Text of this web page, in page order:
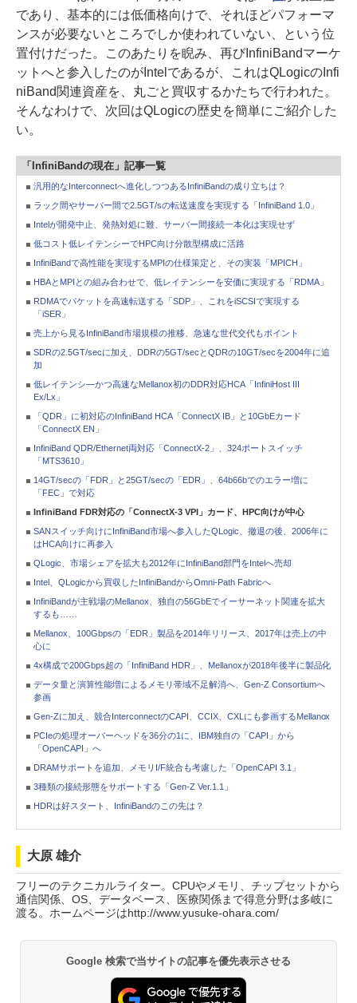
であり、基本的には低価格向けで、それほどパフォーマ
ンスが必要ないところでしか使われていない、という位
置付けだった。このあたりを睨み、再びInfiniBandマーケ
ットへと参入したのがIntelであるが、これはQLogicのInfi
niBand関連資産を、丸ごと買収するかたちで行われた。
そんなわけで、次回はQLogicの歴史を簡単にご紹介した
い。
「InfiniBandの現在」記事一覧
汎用的なInterconnectへ進化しつつあるInfiniBandの成り立ちは？
ラック間やサーバー間で2.5GT/sの転送速度を実現する「InfiniBand 1.0」
Intelが開発中止、発熱対処に難、サーバー間接続一本化は実現せず
低コスト低レイテンシーでHPC向け分散型構成に活路
InfiniBandで高性能を実現するMPIの仕様策定と、その実装「MPICH」
HBAとMPIとの組み合わせで、低レイテンシーを安価に実現する「RDMA」
RDMAでパケットを高速転送する「SDP」、これをiSCSIで実現する
「iSER」
売上から見るInfiniBand市場規模の推移、急速な世代交代もポイント
SDRの2.5GT/secに加え、DDRの5GT/secとQDRの10GT/secを2004年に追
加
低レイテンシ―かつ高速なMellanox初のDDR対応HCA「InfiniHost III
Ex/Lx」
「QDR」に初対応のInfiniBand HCA「ConnectX IB」と10GbEカード
「ConnectX EN」
InfiniBand QDR/Ethernet両対応「ConnectX-2」、324ポートスイッチ
「MTS3610」
14GT/secの「FDR」と25GT/secの「EDR」、64b66bでのエラー増に
「FEC」で対応
InfiniBand FDR対応の「ConnectX-3 VPI」カード、HPC向けが中心
SANスイッチ向けにInfiniBand市場へ参入したQLogic、撤退の後、2006年に
はHCA向けに再参入
QLogic、市場シェアを拡大も2012年にInfiniBand部門をIntelへ売却
Intel、QLogicから買収したInfiniBandからOmni-Path Fabricへ
InfiniBandが主戦場のMellanox、独自の56GbEでイーサーネット関連を拡大
するも……
Mellanox、100Gbpsの「EDR」製品を2014年リリース、2017年は売上の中
心に
4x構成で200Gbps超の「InfiniBand HDR」、Mellanoxが2018年後半に製品化
データ量と演算性能増によるメモリ帯域不足解消へ、Gen-Z Consortiumへ
参画
Gen-Zに加え、競合InterconnectのCAPI、CCIX、CXLにも参画するMellanox
PCIeの処理オーバーヘッドを36分の1に、IBM独自の「CAPI」から
「OpenCAPI」へ
DRAMサポートを追加、メモリI/F統合も考慮した「OpenCAPI 3.1」
3種類の接続形態をサポートする「Gen-Z Ver.1.1」
HDRは好スタート、InfiniBandのこの先は？
大原 雄介
フリーのテクニカルライター。CPUやメモリ、チップセットから
通信関係、OS、データベース、医療関係まで得意分野は多岐に
渡る。ホームページはhttp://www.yusuke-ohara.com/
Google 検索で当サイトの記事を優先表示させる